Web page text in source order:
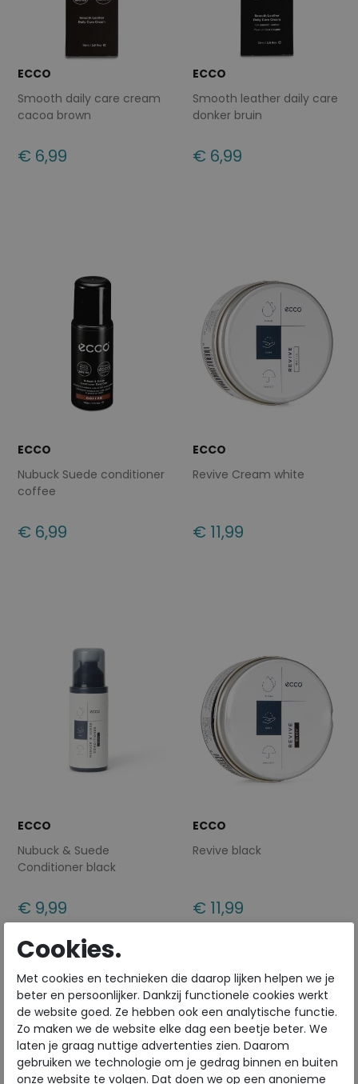
ECCO
Smooth daily care cream
cacoa brown
€ 6,99
ECCO
Smooth leather daily care
donker bruin
€ 6,99
ECCO
Nubuck Suede conditioner
coffee
€ 6,99
ECCO
Revive Cream white
€ 11,99
ECCO
Nubuck & Suede
Conditioner black
€ 9,99
Beschikbare maten
ONE
ECCO
Revive black
€ 11,99
Cookies.
Met cookies en technieken die daarop lijken helpen we je
beter en persoonlijker. Dankzij functionele cookies werkt
de website goed. Ze hebben ook een analytische functie.
Zo maken we de website elke dag een beetje beter. We
laten je graag nuttige advertenties zien. Daarom
gebruiken we technologie om je gedrag binnen en buiten
onze website te volgen. Dat doen we op een anonieme